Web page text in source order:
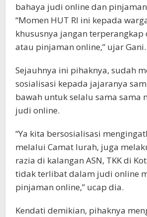
bahaya judi online dan
“Momen HUT RI ini kepada
khususnya jangan
atau pinjaman online,” ujar Gani.
Sejauhnya ini pihaknya, sudah
sosialisasi kepada jajaranya
bawah untuk selalu sama sama
judi online.
“Ya kita bersosialisasi
melalui Camat lurah, juga
razia di kalangan ASN, TKK di
tidak terlibat dalam judi online
pinjaman online,” ucap dia.
Kendati demikian, pihaknya